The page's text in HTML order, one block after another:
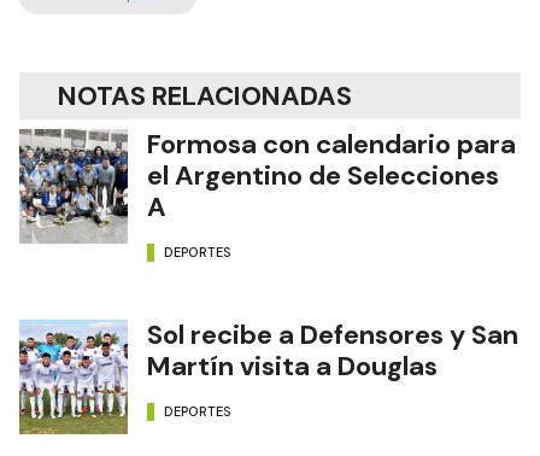
NOTAS RELACIONADAS
Formosa con calendario para
el Argentino de Selecciones
A
DEPORTES
Sol recibe a Defensores y San
Martín visita a Douglas
DEPORTES